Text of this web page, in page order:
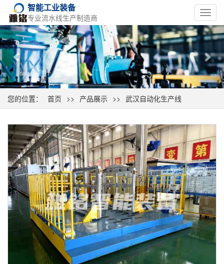
智能工业装备
专业流水线生产制造商
Previous
您的位置： 首页 >> 产品展示 >> 武汉自动化生产线